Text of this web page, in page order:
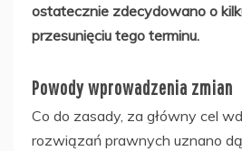
ostatecznie zdecydowano o
przesunięciu tego terminu.
Powody wprowadzenia zmian
Co do zasady, za główny cel
rozwiązań prawnych uznano